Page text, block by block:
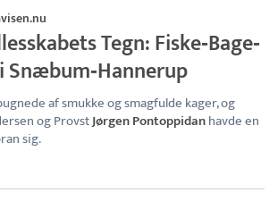
Tegn: Fiske‐Bage‐
Snæbum‐Hannerup
af smukke og smagfulde kager, og
og ProvstJørgen Pontoppidanhavde en
sig.